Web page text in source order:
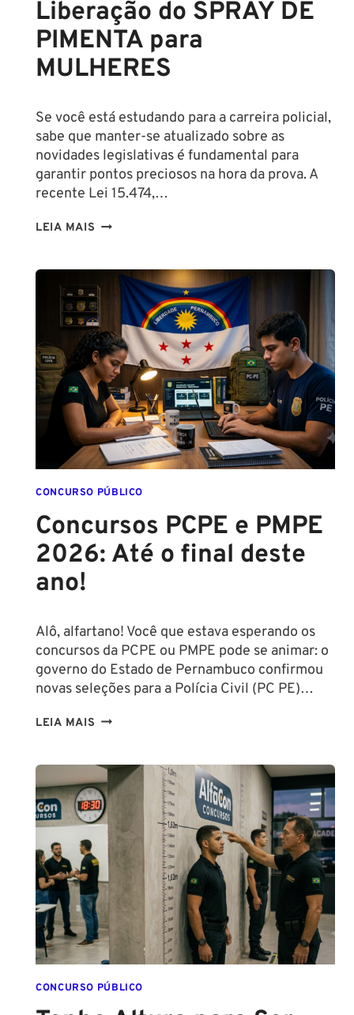
Liberação do SPRAY DE
PIMENTA para
MULHERES
Se você está estudando para a carreira policial,
sabe que manter-se atualizado sobre as
novidades legislativas é fundamental para
garantir pontos preciosos na hora da prova. A
recente Lei 15.474,…
LEIA MAIS LIBERAÇÃO
DE
PIMENTA
PARA
MULHERES
CONCURSO PÚBLICO
Concursos PCPE e PMPE
2026: Até o final deste
ano!
Alô, alfartano! Você que estava esperando os
concursos da PCPE ou PMPE pode se animar: o
governo do Estado de Pernambuco confirmou
novas seleções para a Polícia Civil (PC PE)…
LEIA MAIS CONCURSOS
PMPE
2026:
ATÉ
FINAL
DESTE
ANO!
CONCURSO PÚBLICO